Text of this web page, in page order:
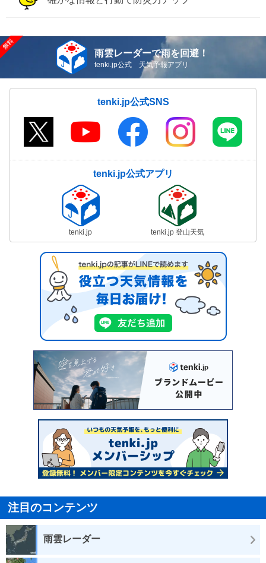
雨雲レーダーで雨を回避！
tenki.jp公式 天気予報アプリ
tenki.jp公式SNS
tenki.jp公式アプリ
tenki.jp tenki.jp 登山天気
注目のコンテンツ
雨雲レーダー